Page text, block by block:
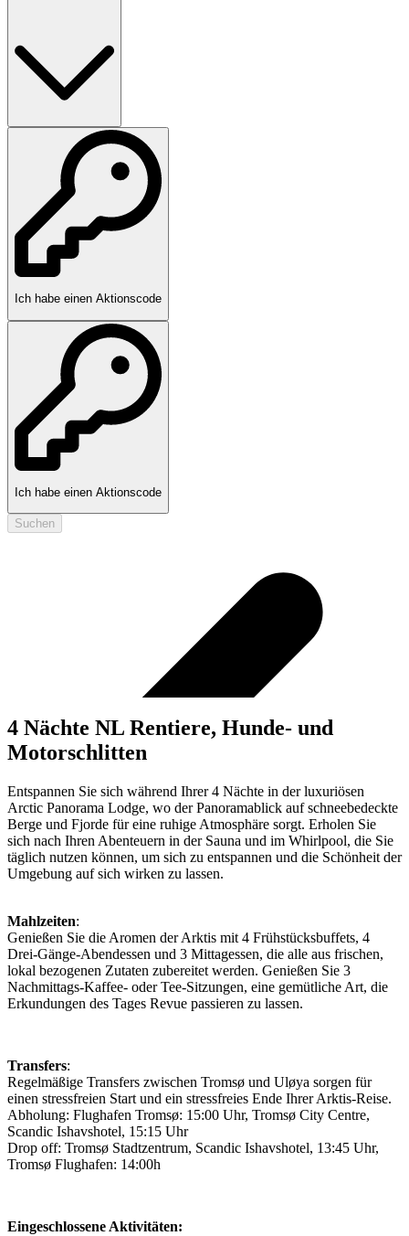
Ich habe einen Aktionscode
Ich habe einen Aktionscode
Suchen
4 Nächte NL Rentiere, Hunde- und
Motorschlitten
Entspannen Sie sich während Ihrer 4 Nächte in der luxuriösen
Arctic Panorama Lodge, wo der Panoramablick auf schneebedeckte
Berge und Fjorde für eine ruhige Atmosphäre sorgt. Erholen Sie
sich nach Ihren Abenteuern in der Sauna und im Whirlpool, die Sie
täglich nutzen können, um sich zu entspannen und die Schönheit der
Umgebung auf sich wirken zu lassen.
Mahlzeiten:
Genießen Sie die Aromen der Arktis mit 4 Frühstücksbuffets, 4
Drei-Gänge-Abendessen und 3 Mittagessen, die alle aus frischen,
lokal bezogenen Zutaten zubereitet werden. Genießen Sie 3
Nachmittags-Kaffee- oder Tee-Sitzungen, eine gemütliche Art, die
Erkundungen des Tages Revue passieren zu lassen.
Transfers:
Regelmäßige Transfers zwischen Tromsø und Uløya sorgen für
einen stressfreien Start und ein stressfreies Ende Ihrer Arktis-Reise.
Abholung: Flughafen Tromsø: 15:00 Uhr, Tromsø City Centre,
Scandic Ishavshotel, 15:15 Uhr
Drop off: Tromsø Stadtzentrum, Scandic Ishavshotel, 13:45 Uhr,
Tromsø Flughafen: 14:00h
Eingeschlossene Aktivitäten: